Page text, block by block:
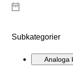
Subkategorier
Analoga